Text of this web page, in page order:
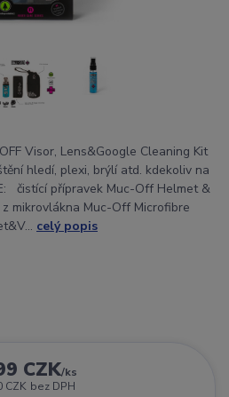
Visor, Lens&Google Cleaning Kit
hledí, plexi, brýlí atd. kdekoliv na
čistící přípravek Muc-Off Helmet &
mikrovlákna Muc-Off Microfibre
celý popis
CZK/ks
CZK bez DPH